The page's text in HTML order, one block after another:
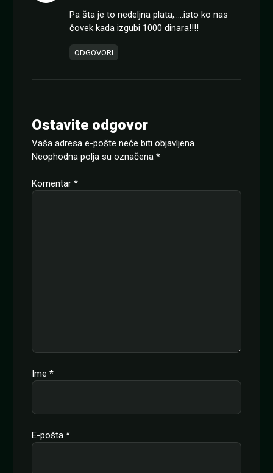
Pa šta je to nedeljna plata,…..isto ko nas
čovek kada izgubi 1000 dinara!!!!
ODGOVORI
Ostavite odgovor
Vaša adresa e-pošte neće biti objavljena.
Neophodna polja su označena *
Komentar *
Ime *
E-pošta *